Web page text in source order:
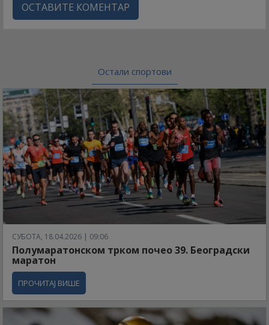
ОСТАВИТЕ КОМЕНТАР
Остали спортови
СУБОТА, 18.04.2026 | 09:06
Полумаратонском трком почео 39. Београдски
маратон
ПРОЧИТАЈ ВИШЕ